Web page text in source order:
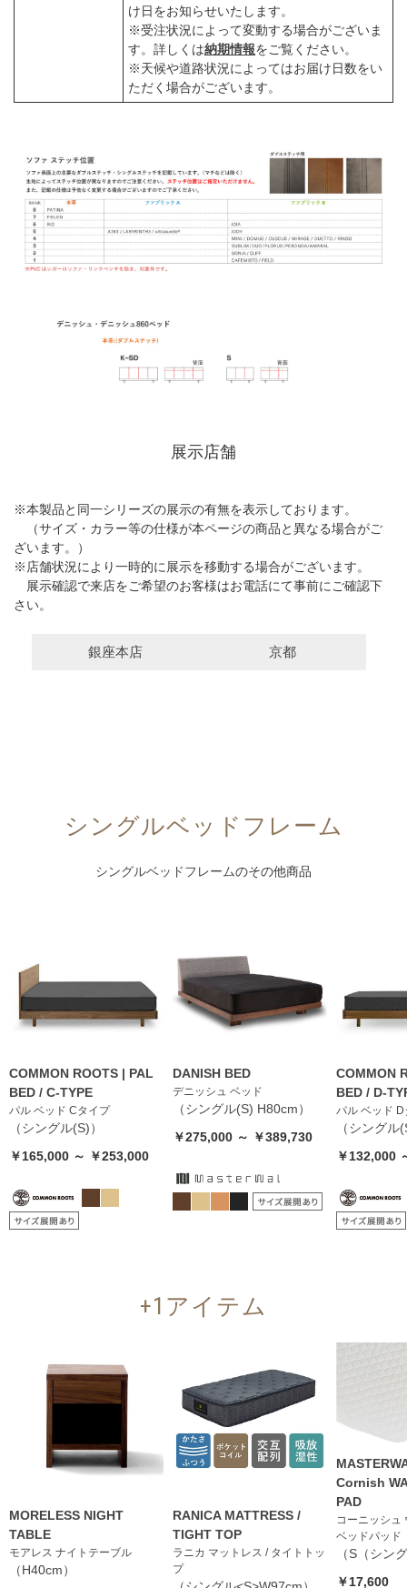
け日をお知らせいたします。
※受注状況によって変動する場合がございま
す。詳しくは納期情報をご覧ください。
※天候や道路状況によってはお届け日数をい
ただく場合がございます。
展示店舗
※本製品と同一シリーズの展示の有無を表示しております。
（サイズ・カラー等の仕様が本ページの商品と異なる場合がご
ざいます。）
※店舗状況により一時的に展示を移動する場合がございます。
展示確認で来店をご希望のお客様はお電話にて事前にご確認下
さい。
銀座本店 京都
シングルベッドフレーム
シングルベッドフレームのその他商品
COMMON ROOTS | PAL
BED / C-TYPE
パル ベッド Cタイプ
（シングル(S)）
￥165,000 ～ ￥253,000
DANISH BED
デニッシュ ベッド
（シングル(S) H80cm）
￥275,000 ～ ￥389,730
COMMON
BED / D-
パル ベッド D
（シングル
￥132,000
+1アイテム
MORELESS NIGHT
TABLE
モアレス ナイトテーブル
（H40cm）
RANICA MATTRESS /
TIGHT TOP
ラニカ マットレス / タイトトッ
プ
Cornish
PAD
コーニッシュ
ベッドパッド
（S（シン
￥17,600